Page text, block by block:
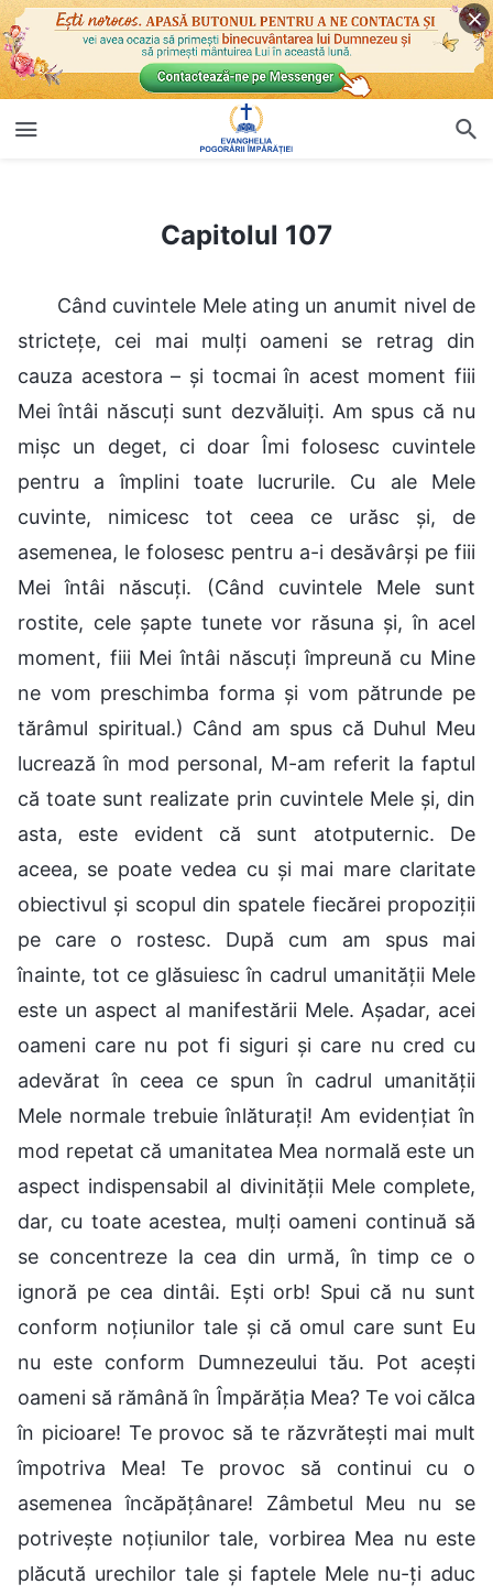
Capitolul 107
Când cuvintele Mele ating un anumit nivel de
strictețe, cei mai mulți oameni se retrag din
cauza acestora – și tocmai în acest moment fiii
Mei întâi născuți sunt dezvăluiți. Am spus că nu
mișc un deget, ci doar Îmi folosesc cuvintele
pentru a împlini toate lucrurile. Cu ale Mele
cuvinte, nimicesc tot ceea ce urăsc și, de
asemenea, le folosesc pentru a-i desăvârși pe fiii
Mei întâi născuți. (Când cuvintele Mele sunt
rostite, cele șapte tunete vor răsuna și, în acel
moment, fiii Mei întâi născuți împreună cu Mine
ne vom preschimba forma și vom pătrunde pe
tărâmul spiritual.) Când am spus că Duhul Meu
lucrează în mod personal, M-am referit la faptul
că toate sunt realizate prin cuvintele Mele și, din
asta, este evident că sunt atotputernic. De
aceea, se poate vedea cu și mai mare claritate
obiectivul și scopul din spatele fiecărei propoziții
pe care o rostesc. După cum am spus mai
înainte, tot ce glăsuiesc în cadrul umanității Mele
este un aspect al manifestării Mele. Așadar, acei
oameni care nu pot fi siguri și care nu cred cu
adevărat în ceea ce spun în cadrul umanității
Mele normale trebuie înlăturați! Am evidențiat în
mod repetat că umanitatea Mea normală este un
aspect indispensabil al divinității Mele complete,
dar, cu toate acestea, mulți oameni continuă să
se concentreze la cea din urmă, în timp ce o
ignoră pe cea dintâi. Ești orb! Spui că nu sunt
conform noțiunilor tale și că omul care sunt Eu
nu este conform Dumnezeului tău. Pot acești
oameni să rămână în Împărăția Mea? Te voi călca
în picioare! Te provoc să te răzvrătești mai mult
împotriva Mea! Te provoc să continui cu o
asemenea încăpățânare! Zâmbetul Meu nu se
potrivește noțiunilor tale, vorbirea Mea nu este
plăcută urechilor tale și faptele Mele nu-ți aduc